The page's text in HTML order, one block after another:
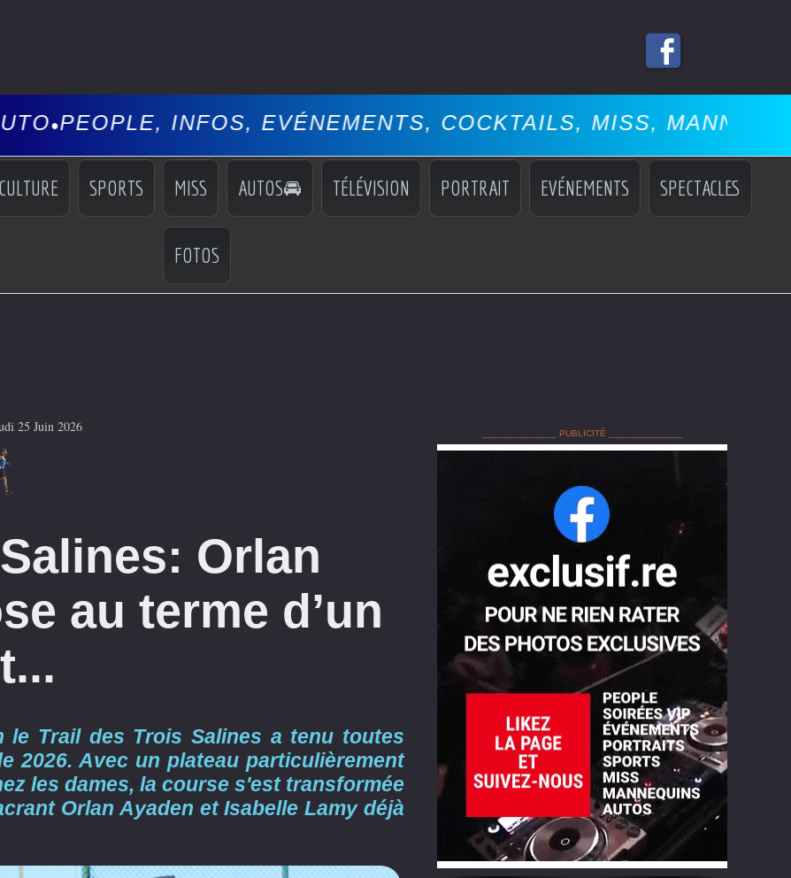
INFOS, EVÉNEMENTS, COCKTAILS, MISS, MANNEQUINS,
CULTURE SPORTS MISS AUTOS🚘 TÉLÉVISION PORTRAIT EVÉNEMENTS SPECTACLES
FOTOS
25 Juin 2026
Orlan
au terme d’un
le Trail des Trois Salines a tenu toutes
2026. Avec un plateau particulièrement
les dames, la course s'est transformée
Orlan Ayaden et Isabelle Lamy déjà
______________ PUBLICITÉ ______________